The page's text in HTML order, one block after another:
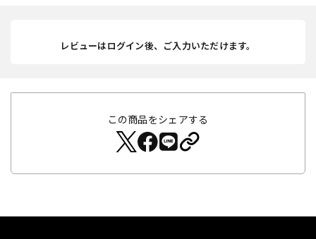
レビューはログイン後、ご入力いただけます。
この商品をシェアする